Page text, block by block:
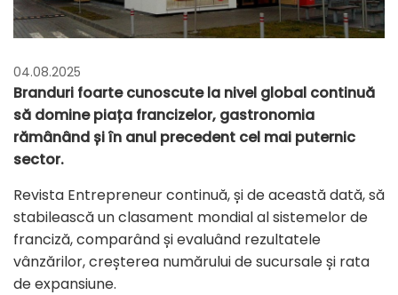
04.08.2025
Branduri foarte cunoscute la nivel global continuă
să domine piața francizelor, gastronomia
rămânând și în anul precedent cel mai puternic
sector.
Revista Entrepreneur continuă, și de această dată, să
stabilească un clasament mondial al sistemelor de
franciză, comparând și evaluând rezultatele
vânzărilor, creșterea numărului de sucursale și rata
de expansiune.